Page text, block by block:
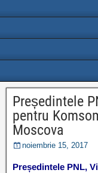
Președintele
pentru
Moscova
noiembrie 15, 2017
Președintele PNL,